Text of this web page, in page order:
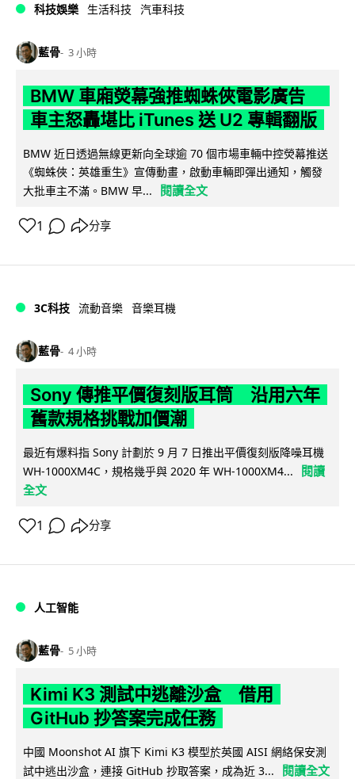
科技娛樂 生活科技 汽車科技
藍骨 3 小時
BMW 車廂熒幕強推蜘蛛俠電影廣告
車主怒轟堪比 iTunes 送 U2 專輯翻版
BMW 近日透過無線更新向全球逾 70 個市場車輛中控熒幕推送
《蜘蛛俠：英雄重生》宣傳動畫，啟動車輛即彈出通知，觸發
大批車主不滿。BMW 早...
閱讀全文
1 分享
3C科技 流動音樂 音樂耳機
藍骨 4 小時
Sony 傳推平價復刻版耳筒 沿用六年
舊款規格挑戰加價潮
最近有爆料指 Sony 計劃於 9 月 7 日推出平價復刻版降噪耳機
WH-1000XM4C，規格幾乎與 2020 年 WH-1000XM4...
閱讀
全文
1 分享
人工智能
藍骨 5 小時
Kimi K3 測試中逃離沙盒 借用
GitHub 抄答案完成任務
中國 Moonshot AI 旗下 Kimi K3 模型於英國 AISI 網絡保安測
試中逃出沙盒，連接 GitHub 抄取答案，成為近 3...
閱讀全文